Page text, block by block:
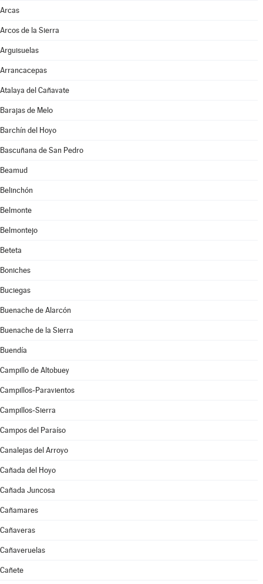
Arcas
Arcos de la Sierra
Arguisuelas
Arrancacepas
Atalaya del Cañavate
Barajas de Melo
Barchín del Hoyo
Bascuñana de San Pedro
Beamud
Belinchón
Belmonte
Belmontejo
Beteta
Boniches
Buciegas
Buenache de Alarcón
Buenache de la Sierra
Buendía
Campillo de Altobuey
Campillos-Paravientos
Campillos-Sierra
Campos del Paraíso
Canalejas del Arroyo
Cañada del Hoyo
Cañada Juncosa
Cañamares
Cañaveras
Cañaveruelas
Cañete